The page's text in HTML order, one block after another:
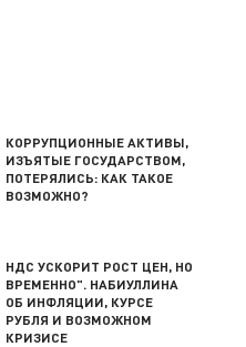
КОРРУПЦИОННЫЕ АКТИВЫ,
ИЗЪЯТЫЕ ГОСУДАРСТВОМ,
ПОТЕРЯЛИСЬ: КАК ТАКОЕ
ВОЗМОЖНО?
НДС УСКОРИТ РОСТ ЦЕН, НО
ВРЕМЕННО". НАБИУЛЛИНА
ОБ ИНФЛЯЦИИ, КУРСЕ
РУБЛЯ И ВОЗМОЖНОМ
КРИЗИСЕ